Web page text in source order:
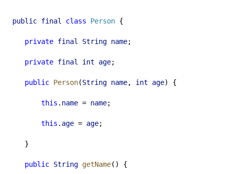
public final class Person {
private final String name;
private final int age;
public Person(String name, int age) {
this . name = name;
this . age = age;
}
public String getName() {